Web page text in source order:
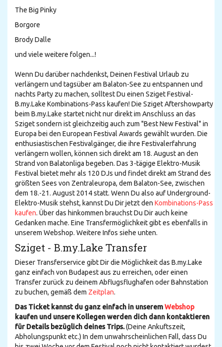
The Big Pinky
Borgore
Brody Dalle
und viele weitere folgen...!
Wenn Du darüber nachdenkst, Deinen Festival Urlaub zu
verlängern und tagsüber am Balaton-See zu entspannen und
nachts Party zu machen, solltest Du einen Sziget Festival-
B.my.Lake Kombinations-Pass kaufen! Die Sziget Aftershowparty
beim B.my.Lake startet nicht nur direkt im Anschluss an das
Sziget sondern ist gleichzeitig auch zum "Best New Festival" in
Europa bei den European Festival Awards gewählt wurden. Die
enthusiastischen Festivalgänger, die ihre Festivalerfahrung
verlängern wollen, können sich direkt am 18. August an den
Strand von Balatonliga begeben. Das 3-tägige Elektro-Musik
Festival bietet mehr als 120 DJs und findet direkt am Strand des
größten Sees von Zentraleuropa, dem Balaton-See, zwischen
dem 18.-21. August 2014 statt. Wenn Du also auf Underground-
Elektro-Musik stehst, kannst Du Dir jetzt den Kombinations-Pass
kaufen. Über das hinkommen brauchst Du Dir auch keine
Gedanken mache. Eine Transfermöglichkeit gibt es ebenfalls in
unserem Webshop. Weitere Infos siehe unten.
Sziget - B.my.Lake Transfer
Dieser Transferservice gibt Dir die Möglichkeit das B.my.Lake
ganz einfach von Budapest aus zu erreichen, oder einen
Transfer zurück zu deinem Abflugsflughafen oder Bahnstation
zu buchen, gemäß dem Zeitplan.
Das Ticket kannst du ganz einfach in unseremWebshop
kaufen und unsere Kollegen werden dich dann kontaktieren
für Details bezüglich deines Trips.(Deine Ankuftszeit,
Abholungspunkt etc.) In dem unwahrscheinlichen Fall, dass Du